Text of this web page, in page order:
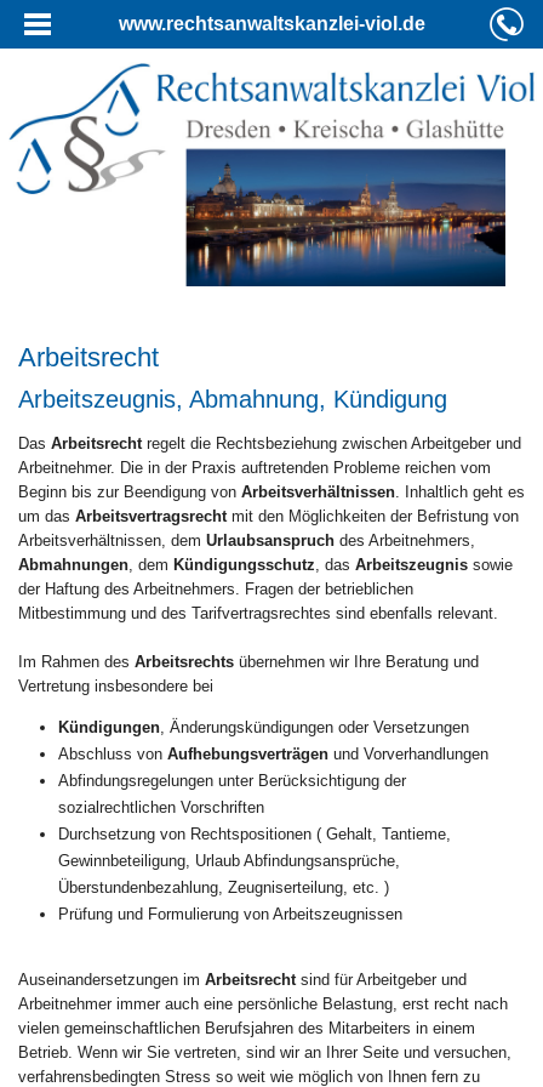
www.rechtsanwaltskanzlei-viol.de
Arbeitsrecht
Arbeitszeugnis, Abmahnung, Kündigung
Das Arbeitsrecht regelt die Rechtsbeziehung zwischen Arbeitgeber und
Arbeitnehmer. Die in der Praxis auftretenden Probleme reichen vom
Beginn bis zur Beendigung von Arbeitsverhältnissen . Inhaltlich geht es
um das Arbeitsvertragsrecht mit den Möglichkeiten der Befristung von
Arbeitsverhältnissen, dem Urlaubsanspruch des Arbeitnehmers,
Abmahnungen , dem Kündigungsschutz , das Arbeitszeugnis sowie
der Haftung des Arbeitnehmers. Fragen der betrieblichen
Mitbestimmung und des Tarifvertragsrechtes sind ebenfalls relevant.
Im Rahmen des Arbeitsrechts übernehmen wir Ihre Beratung und
Vertretung insbesondere bei
Kündigungen, Änderungskündigungen oder Versetzungen
Abschluss von Aufhebungsverträgenund Vorverhandlungen
Abfindungsregelungen unter Berücksichtigung der
sozialrechtlichen Vorschriften
Durchsetzung von Rechtspositionen ( Gehalt, Tantieme,
Gewinnbeteiligung, Urlaub Abfindungsansprüche,
Überstundenbezahlung, Zeugniserteilung, etc. )
Prüfung und Formulierung von Arbeitszeugnissen
Auseinandersetzungen im Arbeitsrecht sind für Arbeitgeber und
Arbeitnehmer immer auch eine persönliche Belastung, erst recht nach
vielen gemeinschaftlichen Berufsjahren des Mitarbeiters in einem
Betrieb. Wenn wir Sie vertreten, sind wir an Ihrer Seite und versuchen,
verfahrensbedingten Stress so weit wie möglich von Ihnen fern zu